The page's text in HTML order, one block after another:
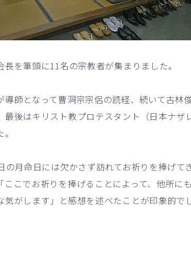
を筆頭に11名の宗教者が集まりました。
導師となって曹洞宗宗侶の読経、続いて古林
最後はキリスト教プロテスタント（日本ナザ
月命日には欠かさず訪れてお祈りを捧げて
ここでお祈りを捧げることによって、他所に
がします」と感想を述べたことが印象的で